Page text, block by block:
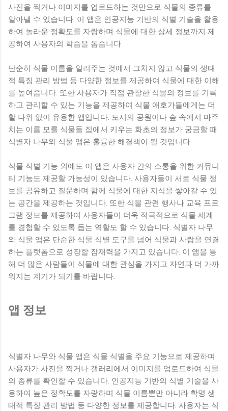
사진을 찍거나 이미지를 업로드하는 것만으로 식물의 종류를
알아낼 수 있습니다. 이 앱은 인공지능 기반의 식별 기술을 활용
하여 놀라운 정확도를 자랑하며 식물에 대한 상세 정보까지 제
공하여 사용자의 학습을 돕습니다.
단순히 식물 이름을 알려주는 것에서 그치지 않고 식물의 생태
적 특징 관리 방법 등 다양한 정보를 제공하여 식물에 대한 이해
를 높여줍니다. 또한 사용자가 직접 관찰한 식물의 정보를 기록
하고 관리할 수 있는 기능을 제공하여 식물 애호가들에게는 더
할 나위 없이 유용한 앱입니다. 도시의 공원이나 숲 속에서 마주
치는 이름 모를 식물들 집에서 키우는 화초의 정보가 궁금할 때
식별자 나무와 식물 앱은 훌륭한 해결책이 될 것입니다.
식물 식별 기능 외에도 이 앱은 사용자 간의 소통을 위한 커뮤니
티 기능도 제공할 가능성이 있습니다. 사용자들이 서로 식물 정
보를 공유하고 질문하며 함께 식물에 대한 지식을 쌓아갈 수 있
는 공간을 제공하는 것입니다. 또한 식물 관련 행사나 교육 프로
그램 정보를 제공하여 사용자들이 더욱 적극적으로 식물 세계
를 경험할 수 있도록 돕는 역할도 할 수 있습니다. 식별자 나무
와 식물 앱은 단순한 식물 식별 도구를 넘어 식물과 사람을 연결
하는 플랫폼으로 성장할 잠재력을 가지고 있습니다. 이 앱을 통
해 더 많은 사람들이 식물에 대한 관심을 가지고 자연과 더 가까
워지는 계기가 되기를 바랍니다.
앱 정보
식별자 나무와 식물 앱은 식물 식별을 주요 기능으로 제공하며
사용자가 사진을 찍거나 갤러리에서 이미지를 업로드하여 식물
의 종류를 확인할 수 있습니다. 인공지능 기반의 식별 기술을 사
용하여 높은 정확도를 자랑하며 식물 이름뿐만 아니라 학명 생
태적 특징 관리 방법 등 다양한 정보를 제공합니다. 사용자는 식